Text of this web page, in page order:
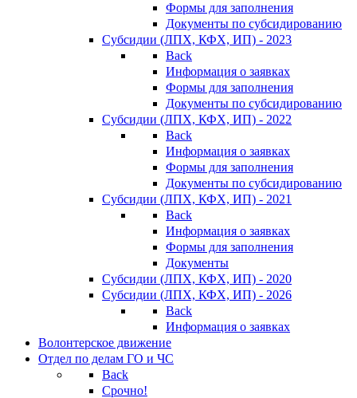
Формы для заполнения
Документы по субсидированию
Субсидии (ЛПХ, КФХ, ИП) - 2023
Back
Информация о заявках
Формы для заполнения
Документы по субсидированию
Субсидии (ЛПХ, КФХ, ИП) - 2022
Back
Информация о заявках
Формы для заполнения
Документы по субсидированию
Субсидии (ЛПХ, КФХ, ИП) - 2021
Back
Информация о заявках
Формы для заполнения
Документы
Субсидии (ЛПХ, КФХ, ИП) - 2020
Субсидии (ЛПХ, КФХ, ИП) - 2026
Back
Информация о заявках
Волонтерское движение
Отдел по делам ГО и ЧС
Back
Срочно!